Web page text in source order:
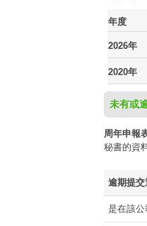
年度
2026年
2020年
未有或
周年申報
秘書的資
逾期提交
是在該公